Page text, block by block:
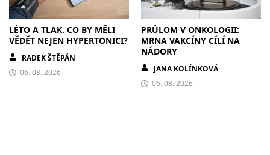
LÉTO A TLAK. CO BY MĚLI
VĚDĚT NEJEN HYPERTONICI?
RADEK ŠTĚPÁN
06. 08. 2026
PRŮLOM V ONKOLOGII:
MRNA VAKCÍNY CÍLÍ NA
NÁDORY
JANA KOLÍNKOVÁ
06. 08. 2026